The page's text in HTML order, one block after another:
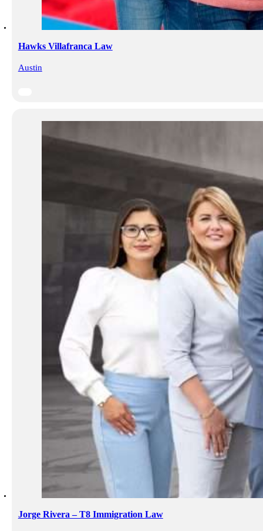
Hawks Villafranca Law
Austin
Jorge Rivera – T8 Immigration Law